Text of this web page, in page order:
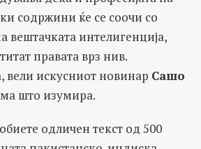
содржини ќе се соочи со
вештачката интелигенција,
правата врз нив.
вели искусниот новинар Сашо
што изумира.
одличен текст од 500